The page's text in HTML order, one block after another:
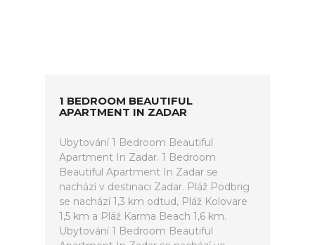
1 BEDROOM BEAUTIFUL
APARTMENT IN ZADAR
Ubytování 1 Bedroom Beautiful
Apartment In Zadar. 1 Bedroom
Beautiful Apartment In Zadar se
nachází v destinaci Zadar. Pláž Podbrig
se nachází 1,3 km odtud, Pláž Kolovare
1,5 km a Pláž Karma Beach 1,6 km.
Ubytování 1 Bedroom Beautiful